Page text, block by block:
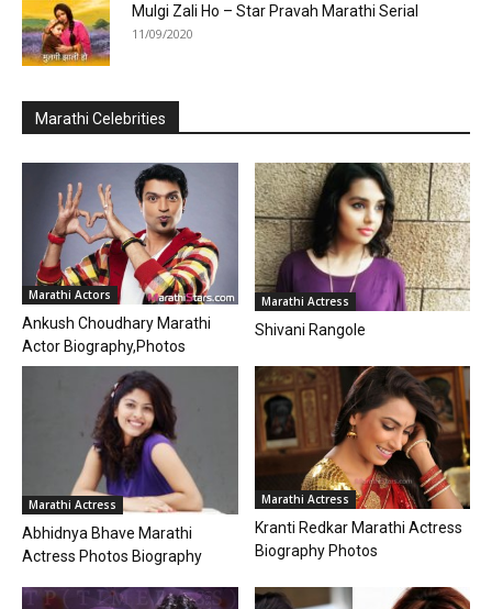
Mulgi Zali Ho – Star Pravah Marathi Serial
11/09/2020
Marathi Celebrities
Marathi Actors
Ankush Choudhary Marathi
Actor Biography,Photos
Marathi Actress
Shivani Rangole
Marathi Actress
Abhidnya Bhave Marathi
Actress Photos Biography
Marathi Actress
Kranti Redkar Marathi Actress
Biography Photos